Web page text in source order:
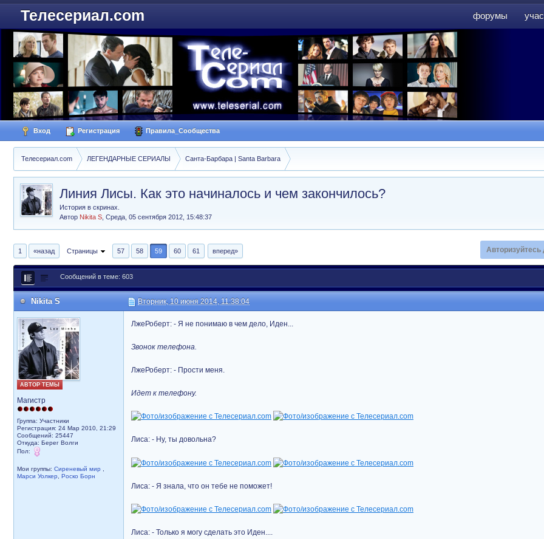
форумы
Телесериал.com
Вход Регистрация Правила_Сообщества
Телесериал.com ЛЕГЕНДАРНЫЕ СЕРИАЛЫ Санта-Барбара | Santa Barbara
Линия Лисы. Как это начиналось и чем закончилось?
История в скринах.
Автор Nikita S Среда, 05 сентября 2012, 15:48:37
1 «назад Страницы 57 58 59 60 61 вперед» Авторизуйтесь
Сообщений в теме: 603
Nikita S Вторник, 10 июня 2014, 11:38:04
АВТОР ТЕМЫ
Магистр
Группа: Участники
Регистрация: 24 Мар 2010, 21:29
Сообщений: 25447
Откуда: Берег Волги
Пол:
Мои группы: Сиреневый мир
Марси Уолкер
Роско Борн
ЛжеРоберт: - Я не понимаю в чем дело, Иден...
Звонок телефона.
ЛжеРоберт: - Прости меня.
Идет к телефону.
Лиса: - Ну, ты довольна?
Лиса: - Я знала, что он тебе не поможет!
Лиса: - Только я могу сделать это Иден....